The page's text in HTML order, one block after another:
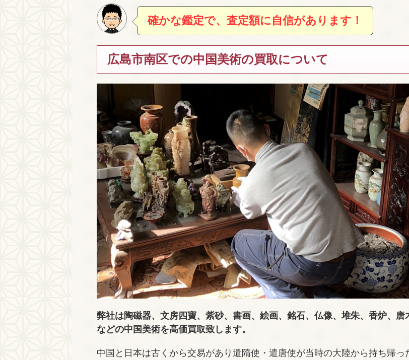
確かな鑑定で、査定額に自信があります！
広島市南区での中国美術の買取について
弊社は陶磁器、文房四寶、紫砂、書画、絵画、銘石、仏像、堆朱、香炉、唐
などの中国美術を高価買取致します。
中国と日本は古くから交易があり遣隋使・遣唐使が当時の大陸から持ち帰っ